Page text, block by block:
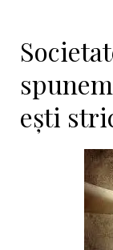
ești